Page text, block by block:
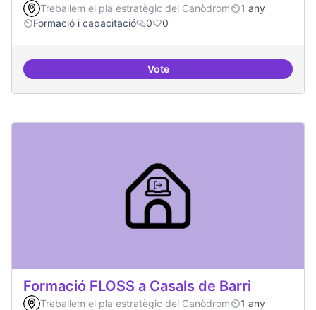
Treballem el pla estratègic del Canòdrom
1 any
Formació i capacitació
0 0
VoteEspai acompanyament periòdic
Formació FLOSS a Casals de Barri
Treballem el pla estratègic del Canòdrom
1 any